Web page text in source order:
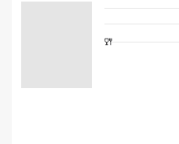
Сетевые отели Египта